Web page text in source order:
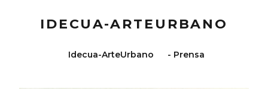
IDECUA-ARTEURBANO
Idecua-ArteUrbano - Prensa